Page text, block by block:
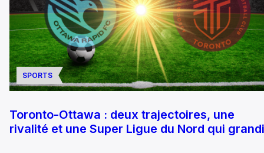
SPORTS
Toronto-Ottawa : deux trajectoires, une
rivalité et une Super Ligue du Nord qui